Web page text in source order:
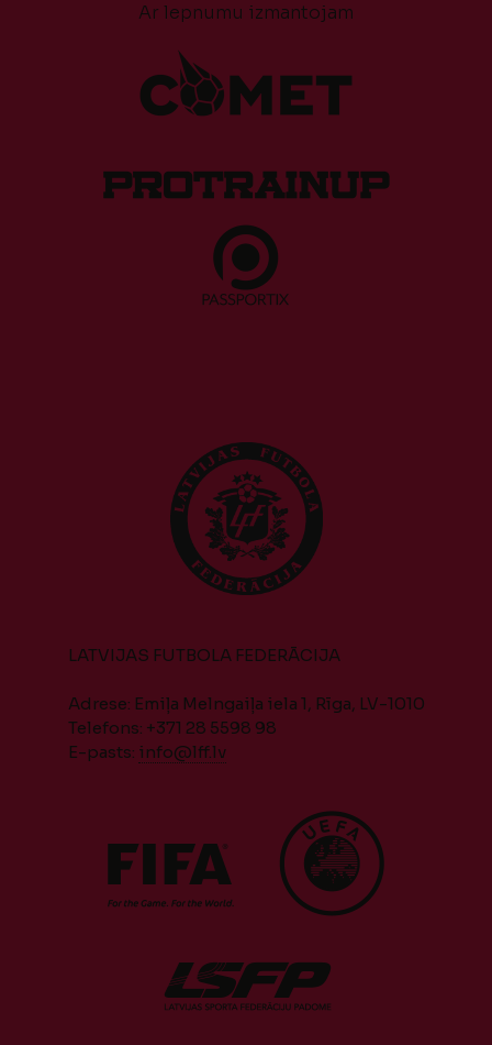
Ar lepnumu izmantojam
LATVIJAS FUTBOLA FEDERĀCIJA
Adrese: Emiļa Melngaiļa iela 1, Rīga, LV-1010
Telefons: +371 28 5598 98
E-pasts: info@lff.lv